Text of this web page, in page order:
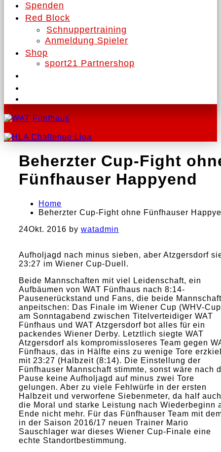
Spenden
Red Block
Schnuppertraining
Anmeldung Spieler
Shop
sport21 Partnershop
Beherzter Cup-Fight
Fünfhauser Happyend
Home
Beherzter Cup-Fight ohne Fünfhauser
24Okt. 2016 by watadmin
Aufholjagd nach minus sieben, aber Atzgersdorf
23:27 im Wiener Cup-Duell.
Beide Mannschaften mit viel Leidenschaft, ein
Aufbäumen von WAT Fünfhaus nach 8:14-
Pausenerückstand und Fans, die beide
anpeitschen: Das Finale im Wiener Cup (WHV-
am Sonntagabend zwischen Titelverteidiger WAT
Fünfhaus und WAT Atzgersdorf bot alles für ein
packendes Wiener Derby. Letztlich siegte WAT
Atzgersdorf als kompromissloseres Team gegen
Fünfhaus, das in Hälfte eins zu wenige Tore
mit 23:27 (Halbzeit (8:14). Die Einstellung der
Fünfhauser Mannschaft stimmte, sonst wäre nach
Pause keine Aufholjagd auf minus zwei Tore
gelungen. Aber zu viele Fehlwürfe in der ersten
Halbzeit und verworfene Siebenmeter, da half auch
die Moral und starke Leistung nach Wiederbeginn
Ende nicht mehr. Für das Fünfhauser Team mit
in der Saison 2016/17 neuen Trainer Mario
Sauschlager war dieses Wiener Cup-Finale eine
echte Standortbestimmung.